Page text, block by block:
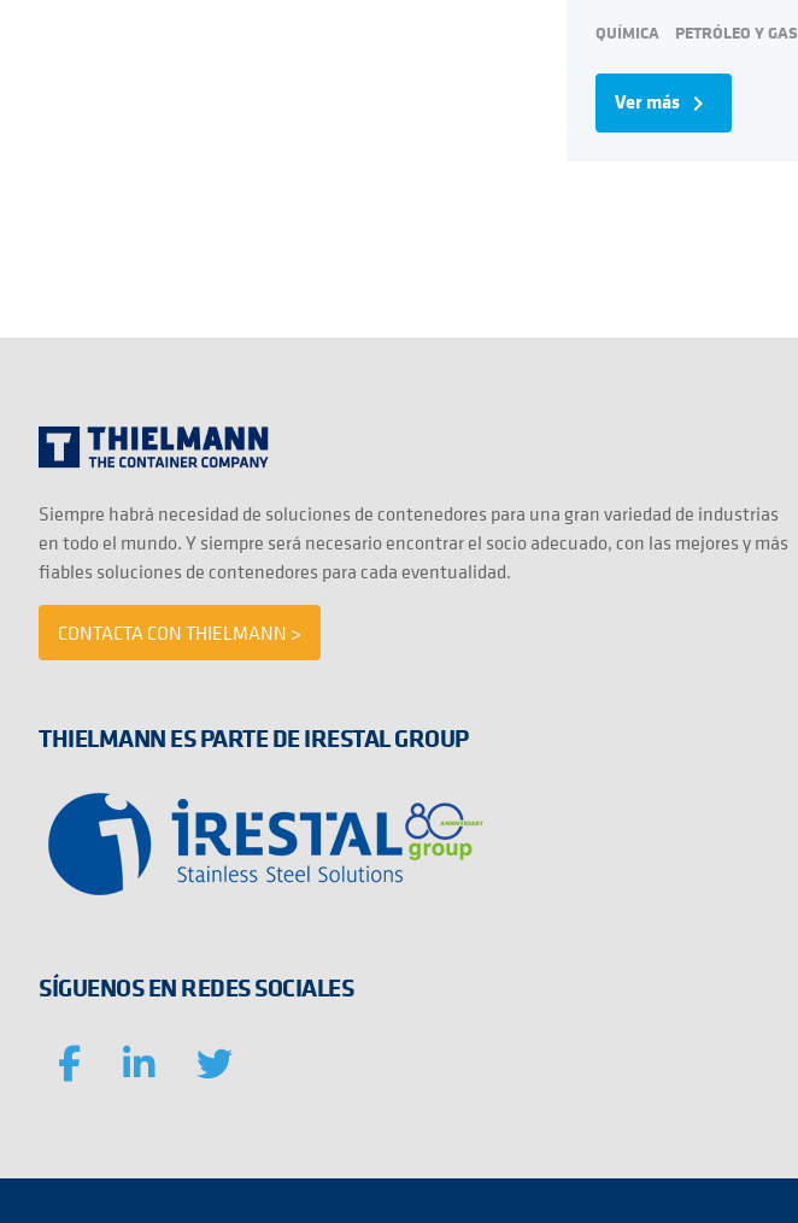
QUÍMICA PETRÓLEO Y GAS
Ver más navigate_next
Siempre habrá necesidad de soluciones de contenedores para una gran variedad de industrias
en todo el mundo. Y siempre será necesario encontrar el socio adecuado, con las mejores y más
fiables soluciones de contenedores para cada eventualidad.
CONTACTA CON THIELMANN >
THIELMANN ES PARTE DE IRESTAL GROUP
SÍGUENOS EN REDES SOCIALES